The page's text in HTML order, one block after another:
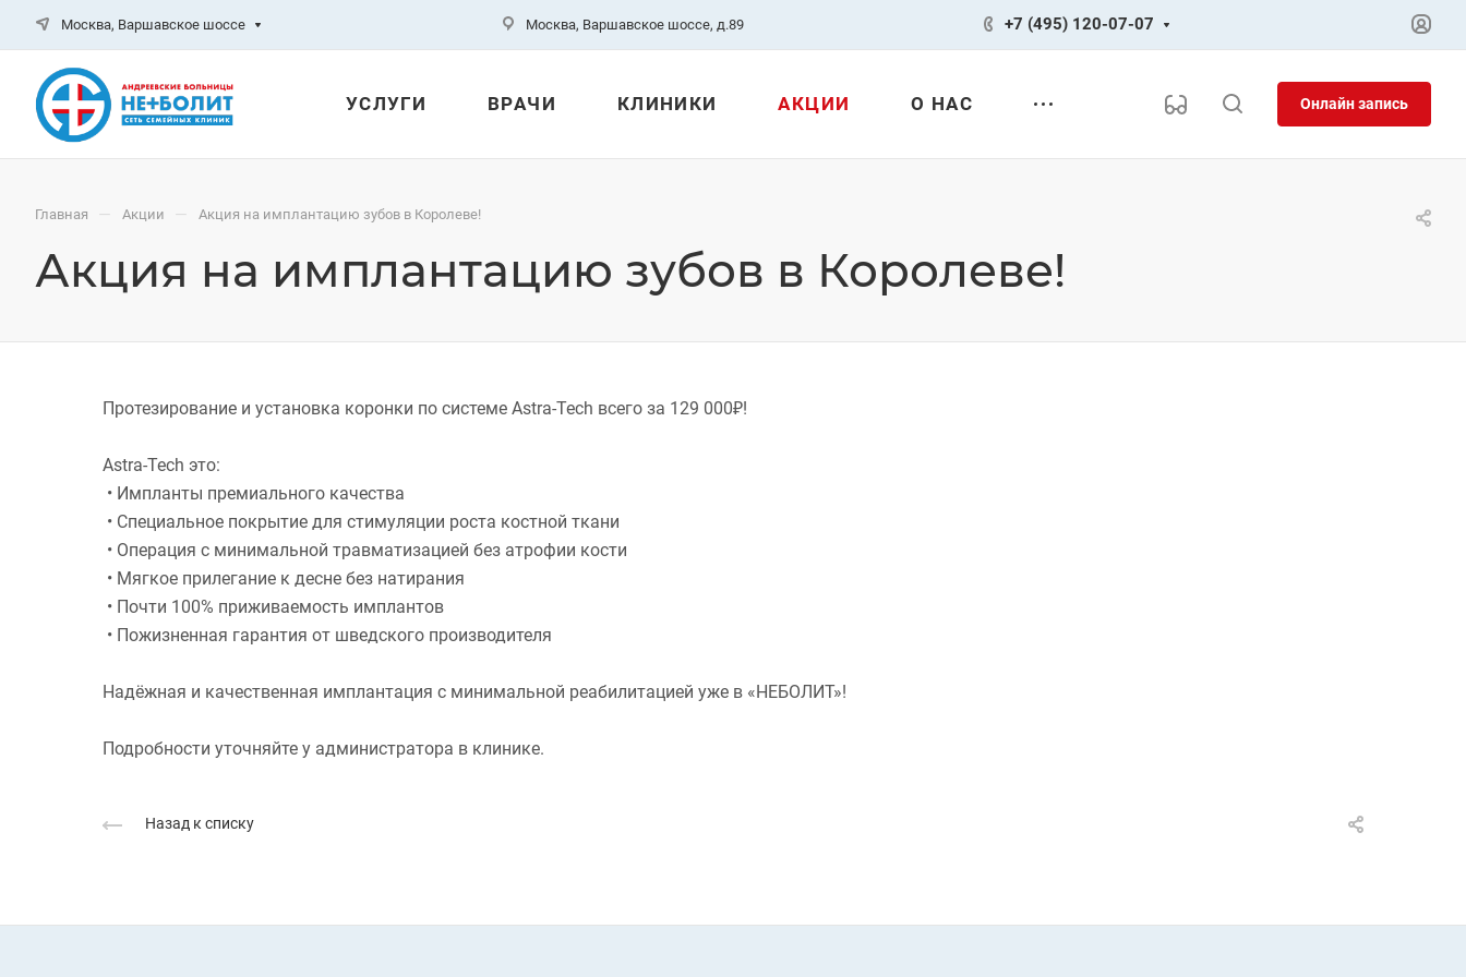
Москва, Варшавское шоссе Москва, Варшавское шоссе, д.89 +7 (495) 120-07-07
УСЛУГИ ВРАЧИ КЛИНИКИ АКЦИИ О НАС Онлайн запись
Главная — Акции — Акция на имплантацию зубов в Королеве!
Акция на имплантацию зубов в Королеве!
Протезирование и установка коронки по системе Astra-Tech всего за 129 000₽!
Astra-Tech это:
• Импланты премиального качества
• Специальное покрытие для стимуляции роста костной ткани
• Операция с минимальной травматизацией без атрофии кости
• Мягкое прилегание к десне без натирания
• Почти 100% приживаемость имплантов
• Пожизненная гарантия от шведского производителя
Надёжная и качественная имплантация с минимальной реабилитацией уже в «НЕБОЛИТ»!
Подробности уточняйте у администратора в клинике.
Назад к списку